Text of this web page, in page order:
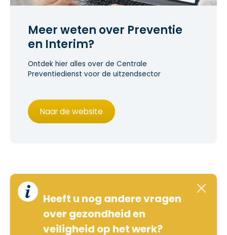
Meer weten over Preventie
en Interim?
Ontdek hier alles over de Centrale
Preventiedienst voor de uitzendsector
Naar de website
Heeft u nog andere vragen
over gezondheid en
veiligheid op het werk?